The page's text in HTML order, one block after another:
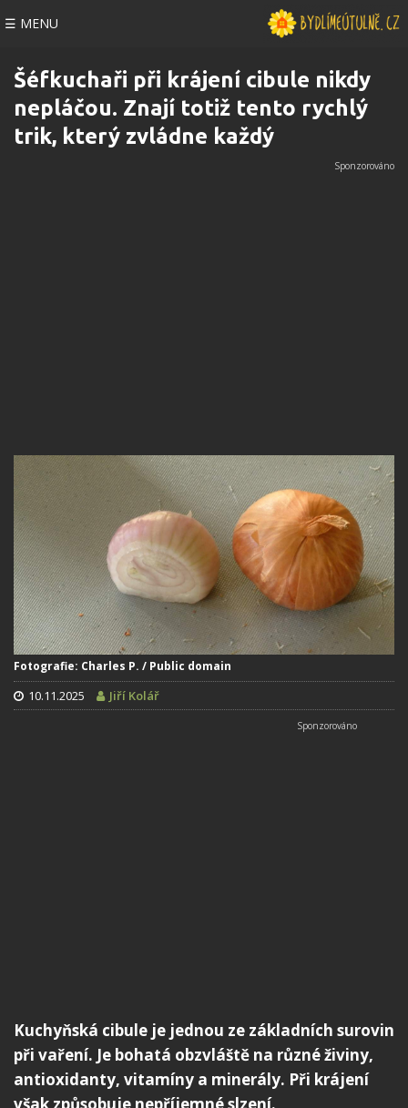
☰ MENU
Šéfkuchaři při krájení cibule nikdy
nepláčou. Znají totiž tento rychlý
trik, který zvládne každý
Fotografie: Charles P. / Public domain
10.11.2025 Jiří Kolář
Kuchyňská cibule je jednou ze základních surovin
při vaření. Je bohatá obzvláště na různé živiny,
antioxidanty, vitamíny a minerály. Při krájení